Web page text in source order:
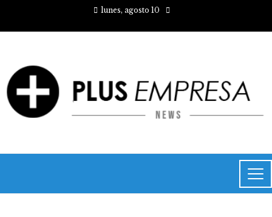
lunes, agosto 10